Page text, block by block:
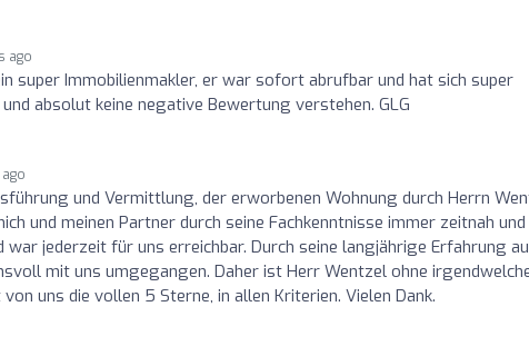
ago
super Immobilienmakler, er war sofort abrufbar und hat sich super
absolut keine negative Bewertung verstehen. GLG
und Vermittlung, der erworbenen Wohnung durch Herrn
und meinen Partner durch seine Fachkenntnisse immer zeitnah und
jederzeit für uns erreichbar. Durch seine langjährige Erfahrung
mit uns umgegangen. Daher ist Herr Wentzel ohne
uns die vollen 5 Sterne, in allen Kriterien. Vielen Dank.